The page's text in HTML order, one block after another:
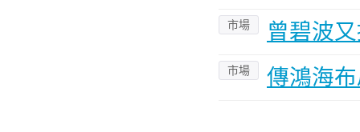
市場 曾碧波
市場 傳鴻海